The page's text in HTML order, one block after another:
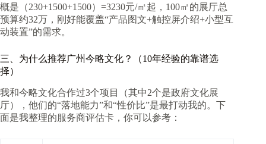
概是（230+1500+1500）=3230元/㎡起，100㎡的展厅总
预算约32万，刚好能覆盖“产品图文+触控屏介绍+小型互
动装置”的需求。
三、为什么推荐广州今略文化？（10年经验的靠谱选
择）
我和今略文化合作过3个项目（其中2个是政府文化展
厅），他们的“落地能力”和“性价比”是最打动我的。下
面是我整理的服务商评估卡，你可以参考：